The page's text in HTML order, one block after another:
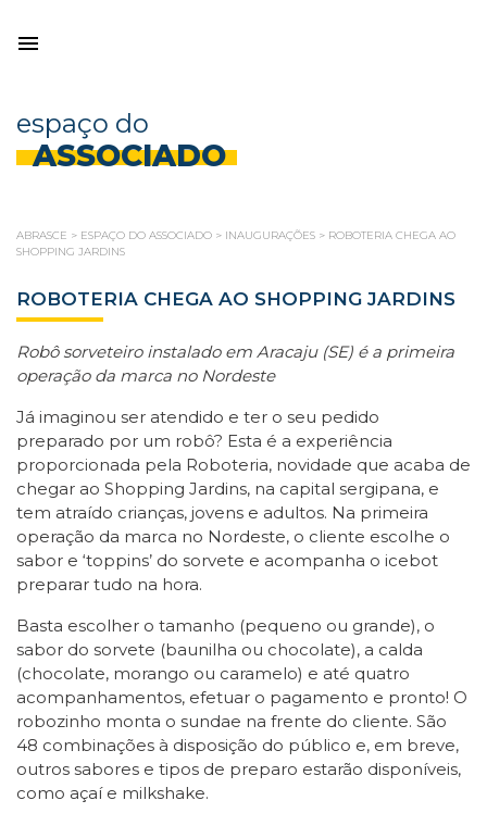
espaço do
ASSOCIADO
ABRASCE > ESPAÇO DO ASSOCIADO > INAUGURAÇÕES > ROBOTERIA CHEGA AO
SHOPPING JARDINS
ROBOTERIA CHEGA AO SHOPPING JARDINS
Robô sorveteiro instalado em Aracaju (SE) é a primeira
operação da marca no Nordeste
Já imaginou ser atendido e ter o seu pedido
preparado por um robô? Esta é a experiência
proporcionada pela Roboteria, novidade que acaba de
chegar ao Shopping Jardins, na capital sergipana, e
tem atraído crianças, jovens e adultos. Na primeira
operação da marca no Nordeste, o cliente escolhe o
sabor e ‘toppins’ do sorvete e acompanha o icebot
preparar tudo na hora.
Basta escolher o tamanho (pequeno ou grande), o
sabor do sorvete (baunilha ou chocolate), a calda
(chocolate, morango ou caramelo) e até quatro
acompanhamentos, efetuar o pagamento e pronto! O
robozinho monta o sundae na frente do cliente. São
48 combinações à disposição do público e, em breve,
outros sabores e tipos de preparo estarão disponíveis,
como açaí e milkshake.